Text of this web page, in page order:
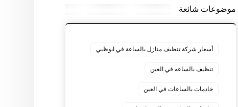
موضوعات شائعة
أسعار شركة تنظيف منازل بالساعة في ابوظبي
تنظيف بالساعه في العين
خادمات بالساعات في العين